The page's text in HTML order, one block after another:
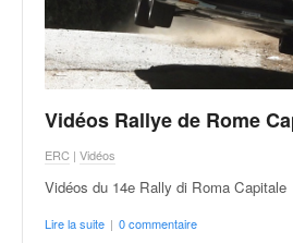
Vidéos Rallye de Rome
ERC | Vidéos
Vidéos du 14e Rally di Roma Capitale
Lire la suite | 0 commentaire